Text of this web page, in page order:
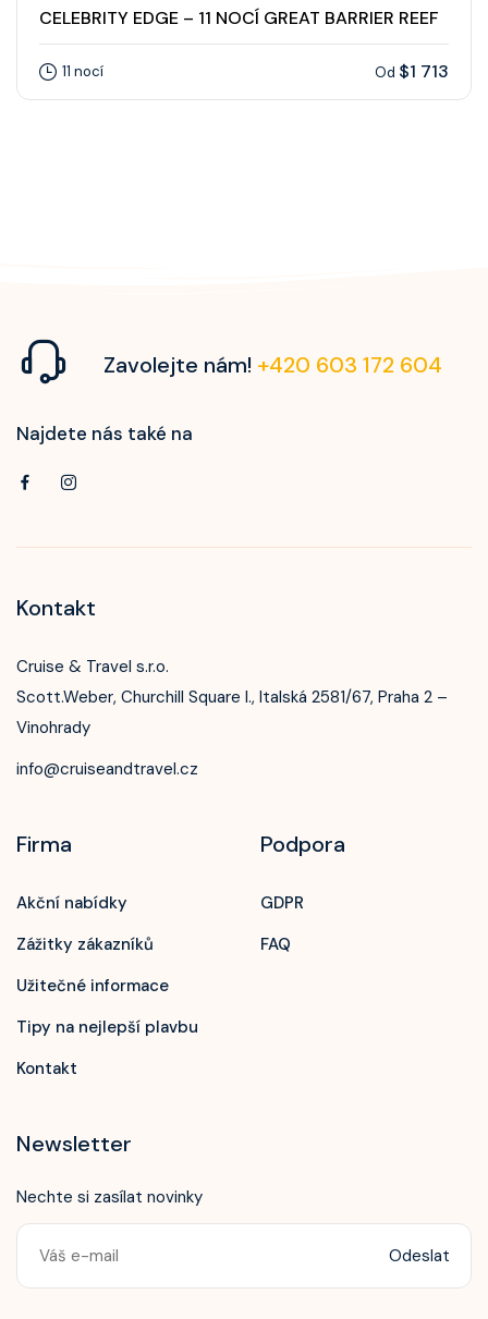
Zavolejte nám!
+420 603 172 604
CELEBRITY EDGE – 11 NOCÍ GREAT BARRIER REEF
11 nocí Od $1 713
Zavolejte nám! +420 603 172 604
Najdete nás také na
Kontakt
Cruise & Travel s.r.o.
Scott.Weber, Churchill Square I., Italská 2581/67, Praha 2 –
Vinohrady
info@cruiseandtravel.cz
Firma
Akční nabídky
Zážitky zákazníků
Užitečné informace
Tipy na nejlepší plavbu
Kontakt
Podpora
GDPR
FAQ
Newsletter
Nechte si zasílat novinky
Odeslat